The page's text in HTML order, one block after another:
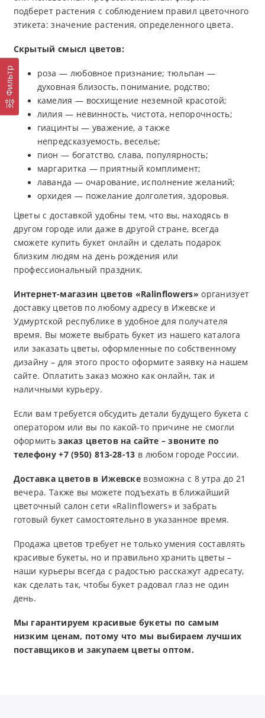
Фильтр
подберет растения с соблюдением правил цветочного
этикета: значение растения, определенного цвета.
Скрытый смысл цветов:
роза — любовное признание; тюльпан —
духовная близость, понимание, родство;
камелия — восхищение неземной красотой;
лилия — невинность, чистота, непорочность;
гиацинты — уважение, а также
непредсказуемость, веселье;
пион — богатство, слава, популярность;
маргаритка — приятный комплимент;
лаванда — очарование, исполнение желаний;
орхидея — пожелание долголетия, здоровья.
Цветы с доставкой удобны тем, что вы, находясь в
другом городе или даже в другой стране, всегда
сможете купить букет онлайн и сделать подарок
близким людям на день рождения или
профессиональный праздник.
Интернет-магазин цветов «Ralinflowers» организует
доставку цветов по любому адресу в Ижевске и
Удмуртской республике в удобное для получателя
время. Вы можете выбрать букет из нашего каталога
или заказать цветы, оформленные по собственному
дизайну – для этого просто оформите заявку на нашем
сайте. Оплатить заказ можно как онлайн, так и
наличными курьеру.
Если вам требуется обсудить детали будущего букета с
оператором или вы по какой-то причине не смогли
оформитьзаказ цветов на сайте – звоните по
телефону +7 (950) 813-28-13 в любом городе России.
Доставка цветов в Ижевске возможна с 8 утра до 21
вечера. Также вы можете подъехать в ближайший
цветочный салон сети «Ralinflowers» и забрать
готовый букет самостоятельно в указанное время.
Продажа цветов требует не только умения составлять
красивые букеты, но и правильно хранить цветы –
наши курьеры всегда с радостью расскажут адресату,
как сделать так, чтобы букет радовал глаз не один
день.
Мы гарантируем красивые букеты по самым
низким ценам, потому что мы выбираем лучших
поставщиков и закупаем цветы оптом.